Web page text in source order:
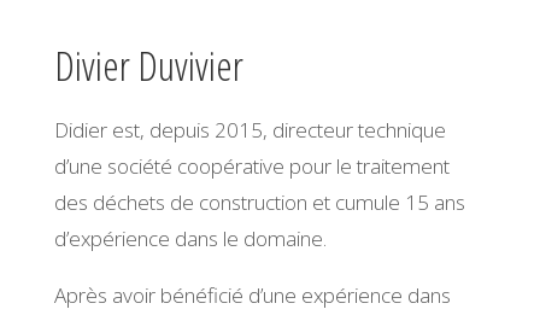
DivierDuvivier
Didier est, depuis 2015, directeur technique
d’une société coopérative pour le traitement
des déchets de construction et cumule 15 ans
d’expérience dans le domaine.
Après avoir bénéficié d’une expérience dans